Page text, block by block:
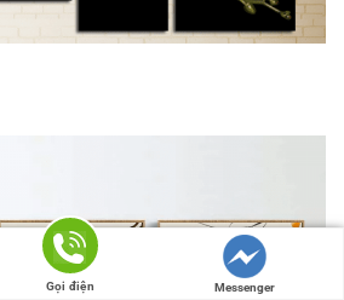
Gọi điện Messenger